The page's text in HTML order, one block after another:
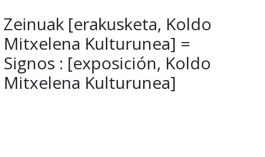
Zeinuak [erakusketa, Koldo
Mitxelena Kulturunea] =
Signos : [exposición, Koldo
Mitxelena Kulturunea]